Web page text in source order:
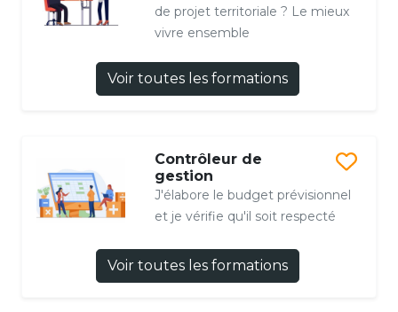
de projet territoriale ? Le mieux
vivre ensemble
Voir toutes les formations
Contrôleur de
gestion
J'élabore le budget prévisionnel
et je vérifie qu'il soit respecté
Voir toutes les formations